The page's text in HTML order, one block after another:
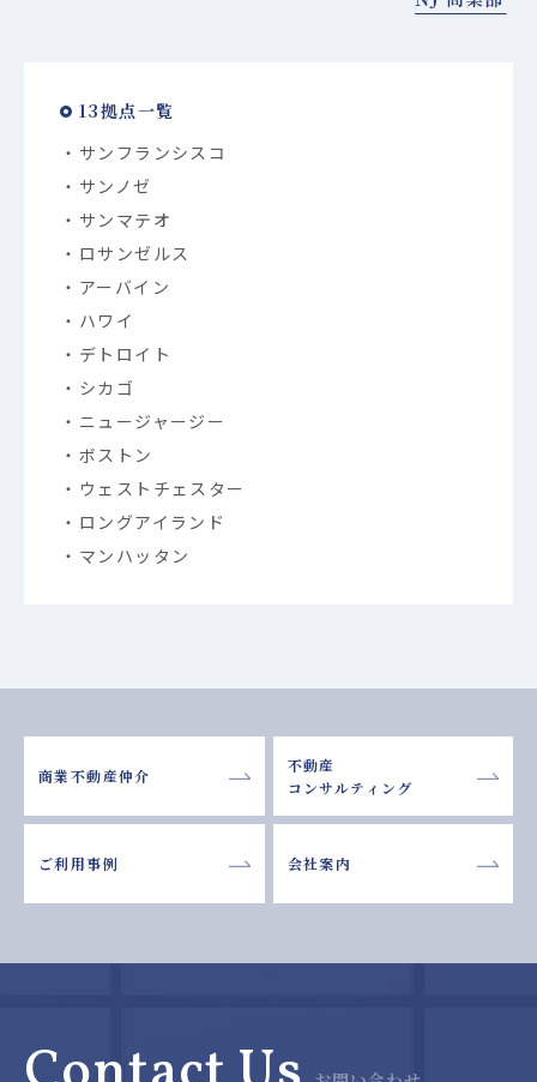
13拠点一覧
サンフランシスコ
サンノゼ
サンマテオ
ロサンゼルス
アーバイン
ハワイ
デトロイト
シカゴ
ニュージャージー
ボストン
ウェストチェスター
ロングアイランド
マンハッタン
商業不動産仲介
不動産
コンサルティング
ご利用事例 会社案内